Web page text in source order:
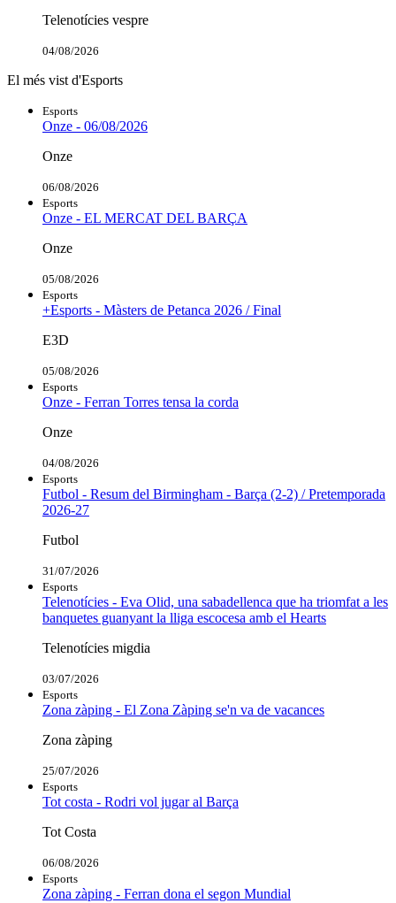
Telenotícies vespre
04/08/2026
El més vist d'Esports
Esports
Onze - 06/08/2026
Onze
06/08/2026
Esports
Onze - EL MERCAT DEL BARÇA
Onze
05/08/2026
Esports
+Esports - Màsters de Petanca 2026 / Final
E3D
05/08/2026
Esports
Onze - Ferran Torres tensa la corda
Onze
04/08/2026
Esports
Futbol - Resum del Birmingham - Barça (2-2) / Pretemporada
2026-27
Futbol
31/07/2026
Esports
Telenotícies - Eva Olid, una sabadellenca que ha triomfat a les
banquetes guanyant la lliga escocesa amb el Hearts
Telenotícies migdia
03/07/2026
Esports
Zona zàping - El Zona Zàping se'n va de vacances
Zona zàping
25/07/2026
Esports
Tot costa - Rodri vol jugar al Barça
Tot Costa
06/08/2026
Esports
Zona zàping - Ferran dona el segon Mundial